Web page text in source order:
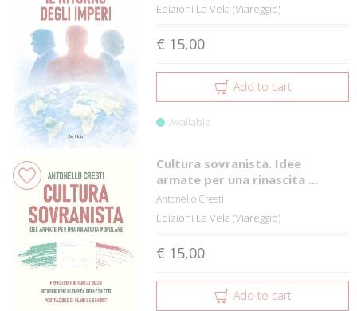
Edizioni La Vela (Viareggio)
€ 15,00
Add to cart
Available
Cultura sovranista. Idee
armate per una rinascita ...
Antonello Cresti
Edizioni La Vela (Viareggio)
€ 15,00
Add to cart